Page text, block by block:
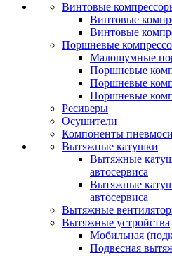
Винтовые
Винтовые
Винтовые
Поршневые
Малошумные
Поршневые
Поршневые
Поршневые
Ресиверы
Осушители
Компоненты
Вытяжные катушки
Вытяжные
автосервиса
Вытяжные
автосервиса
Вытяжные
Вытяжные устройства
Мобильная
Подвесная